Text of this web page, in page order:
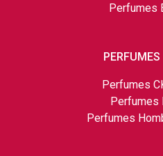
Perfumes
Perfumes
Perfumes
Perfumes